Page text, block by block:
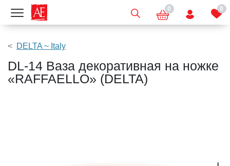
Показать меню 0 0
DELTA ~ Italy
DL-14 Ваза декоративная на ножке
«RAFFAELLO» (DELTA)